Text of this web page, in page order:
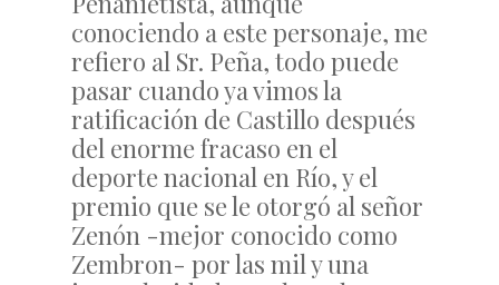
conociendo a este personaje, me
refiero al Sr. Peña, todo puede
pasar cuando ya vimos la
ratificación de Castillo después
del enorme fracaso en el
deporte nacional en Río, y el
premio que se le otorgó al señor
Zenón -mejor conocido como
Zembron- por las mil y una